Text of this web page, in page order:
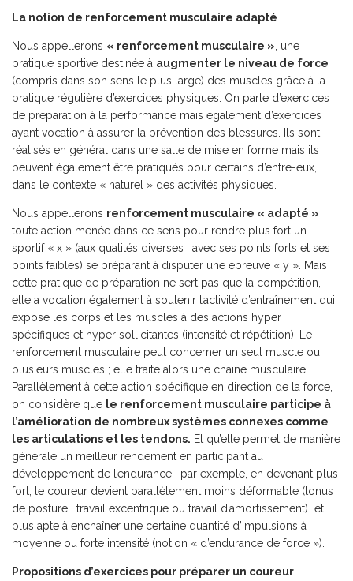
La notion de renforcement musculaire adapté
Nous appellerons « renforcement musculaire », une
pratique sportive destinée à augmenter le niveau de force
(compris dans son sens le plus large) des muscles grâce à la
pratique régulière d’exercices physiques. On parle d’exercices
de préparation à la performance mais également d’exercices
ayant vocation à assurer la prévention des blessures. Ils sont
réalisés en général dans une salle de mise en forme mais ils
peuvent également être pratiqués pour certains d’entre-eux,
dans le contexte « naturel » des activités physiques.
Nous appellerons renforcement musculaire « adapté »
toute action menée dans ce sens pour rendre plus fort un
sportif « x » (aux qualités diverses : avec ses points forts et ses
points faibles) se préparant à disputer une épreuve « y ». Mais
cette pratique de préparation ne sert pas que la compétition,
elle a vocation également à soutenir l’activité d’entraînement qui
expose les corps et les muscles à des actions hyper
spécifiques et hyper sollicitantes (intensité et répétition). Le
renforcement musculaire peut concerner un seul muscle ou
plusieurs muscles ; elle traite alors une chaine musculaire.
Parallèlement à cette action spécifique en direction de la force,
on considère que le renforcement musculaire participe à
l’amélioration de nombreux systèmes connexes comme
les articulations et les tendons. Et qu’elle permet de manière
générale un meilleur rendement en participant au
développement de l’endurance ; par exemple, en devenant plus
fort, le coureur devient parallèlement moins déformable (tonus
de posture ; travail excentrique ou travail d’amortissement) et
plus apte à enchaîner une certaine quantité d’impulsions à
moyenne ou forte intensité (notion « d’endurance de force »).
Propositions d’exercices pour préparer un coureur